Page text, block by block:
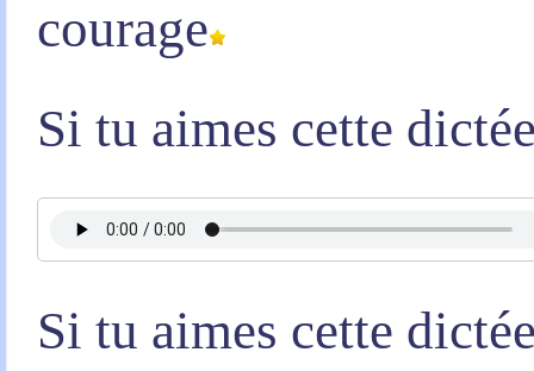
courage
Si tu aimes cette
Si tu aimes cette